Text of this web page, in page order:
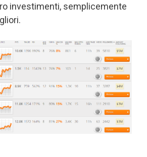
investimenti, semplicemente